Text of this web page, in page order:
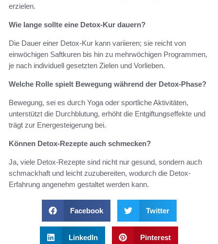
erzielen.
Wie lange sollte eine Detox-Kur dauern?
Die Dauer einer Detox-Kur kann variieren; sie reicht von
einwöchigen Saftkuren bis hin zu mehrwöchigen Programmen,
je nach individuell gesetzten Zielen und Vorlieben.
Welche Rolle spielt Bewegung während der Detox-Phase?
Bewegung, sei es durch Yoga oder sportliche Aktivitäten,
unterstützt die Durchblutung, erhöht die Entgiftungseffekte und
trägt zur Energesteigerung bei.
Können Detox-Rezepte auch schmecken?
Ja, viele Detox-Rezepte sind nicht nur gesund, sondern auch
schmackhaft und leicht zuzubereiten, wodurch die Detox-
Erfahrung angenehm gestaltet werden kann.
Facebook Twitter
LinkedIn Pinterest